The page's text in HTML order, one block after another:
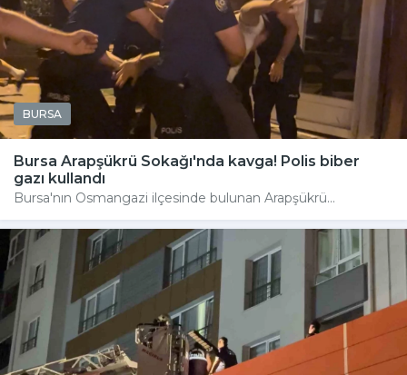
BURSA
Bursa Arapşükrü Sokağı'nda kavga! Polis biber
gazı kullandı
Bursa'nın Osmangazi ilçesinde bulunan Arapşükrü...